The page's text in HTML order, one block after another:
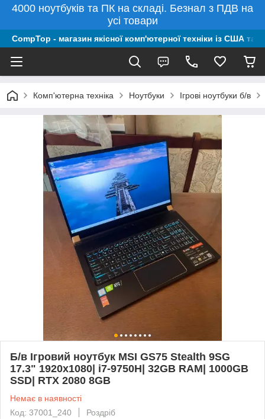
4000 ноутбуків та ПК на складі. Безнал з ПДВ на
усі товари
CompTop - магазин якісної комп'ютерної техніки із США та
Комп'ютерна техніка Ноутбуки Ігрові ноутбуки б/в
Б/в Ігровий ноутбук MSI GS75 Stealth 9SG
17.3" 1920x1080| i7-9750H| 32GB RAM| 1000GB
SSD| RTX 2080 8GB
Немає в наявності
Код: 37001_240
Роздріб